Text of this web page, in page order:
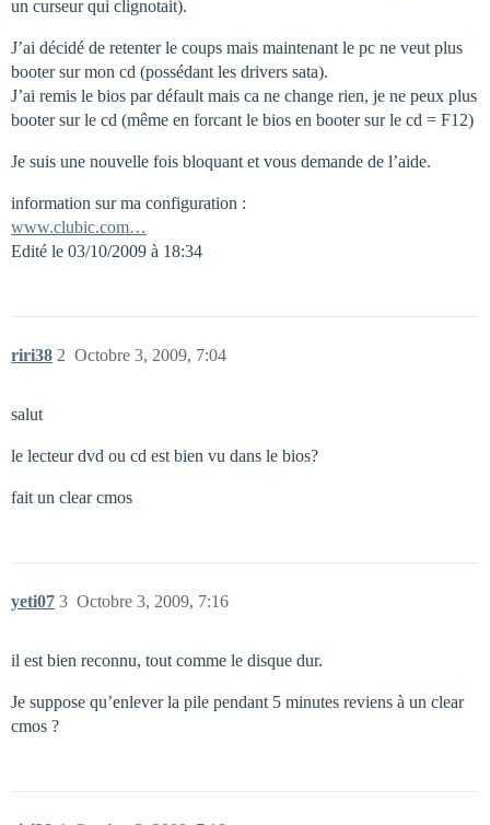
un curseur qui clignotait).
J’ai décidé de retenter le coups mais maintenant le pc ne veut plus
booter sur mon cd (possédant les drivers sata).
J’ai remis le bios par défault mais ca ne change rien, je ne peux plus
booter sur le cd (même en forcant le bios en booter sur le cd = F12)
Je suis une nouvelle fois bloquant et vous demande de l’aide.
information sur ma configuration :
www.clubic.com…
Edité le 03/10/2009 à 18:34
riri38 Octobre 3, 2009, 7:04
2
salut
le lecteur dvd ou cd est bien vu dans le bios?
fait un clear cmos
yeti07 Octobre 3, 2009, 7:16
3
il est bien reconnu, tout comme le disque dur.
Je suppose qu’enlever la pile pendant 5 minutes reviens à un clear
cmos ?